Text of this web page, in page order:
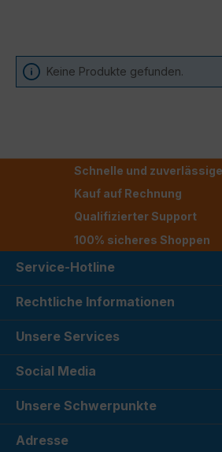
Keine Produkte gefunden.
Schnelle und
Kauf auf Rechnung
Qualifizierter Support
100% sicheres Shoppen
Service-Hotline
Rechtliche Informationen
Unsere Services
Social Media
Unsere Schwerpunkte
Adresse